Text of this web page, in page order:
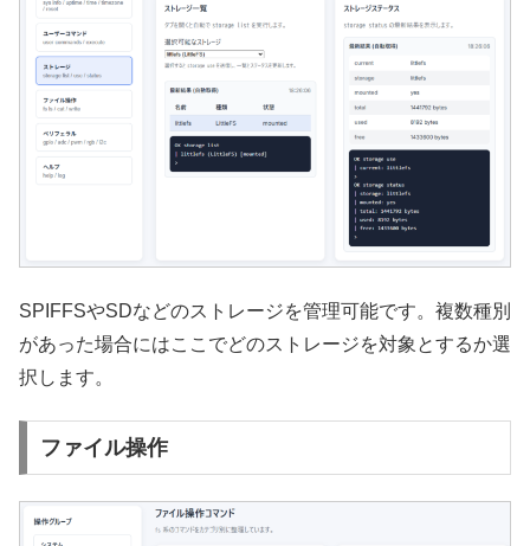
SPIFFSやSDなどのストレージを管理可能です。複数種別
があった場合にはここでどのストレージを対象とするか選
択します。
ファイル操作